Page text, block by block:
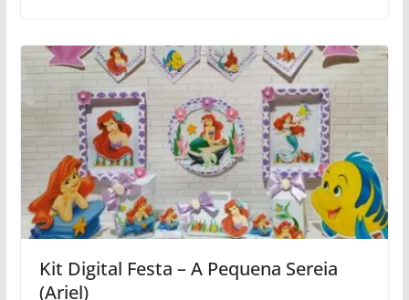
Kit Digital Festa – A Pequena Sereia
(Ariel)